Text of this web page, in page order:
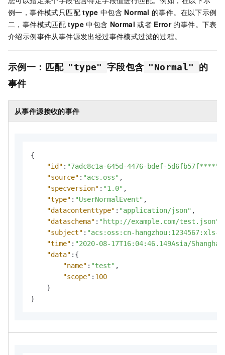
例一，事件模式只匹配 type 中包含 Normal 的事件。在以下示例
二，事件模式匹配 type 中包含 Normal 或者 Error 的事件。下表
介绍示例事件从事件源发出经过事件模式过滤的过程。
示例一：匹配 "type" 字段包含 "Normal"
的
事件
从事件源接收的事件
{
"id" : "7adc8c1a-645d-4476-bdef-5d6fb57f****"
"source" : "acs.oss" ,
"specversion" : "1.0" ,
"type" : "UserNormalEvent" ,
"datacontenttype" : "application/json" ,
"dataschema" : "http://example.com/test.json"
"subject" : "acs:oss:cn-hangzhou:1234567:xls-
"time" : "2020-08-17T16:04:46.149Asia/
"data" : {
"name" : "test" ,
"scope" : 100
}
}